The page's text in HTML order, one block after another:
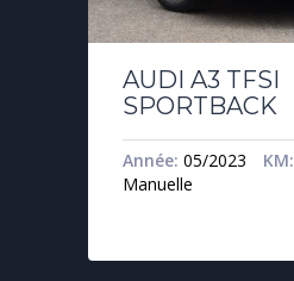
AUDI A3 TFSI
SPORTBACK
Année: 05/2023 KM:
Manuelle